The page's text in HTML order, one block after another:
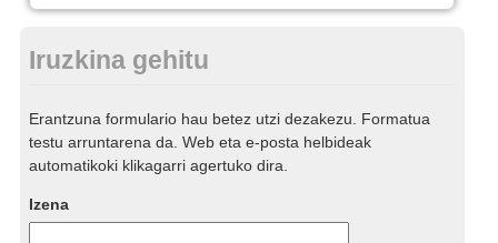
Iruzkina gehitu
Erantzuna formulario hau betez utzi dezakezu. Formatua
testu arruntarena da. Web eta e-posta helbideak
automatikoki klikagarri agertuko dira.
Izena